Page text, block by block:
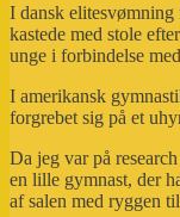
I dansk
kastede med stole
unge i forbindelse
I amerikansk
forgrebet sig på et
Da jeg var på
en lille gymnast, der
af salen med ryggen